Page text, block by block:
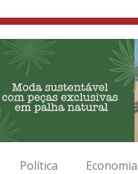
Política Economia